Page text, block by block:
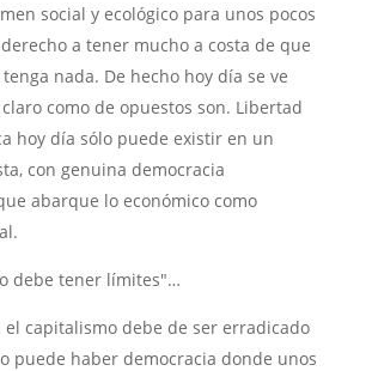
social y ecológico para unos pocos
a tener mucho a costa de que
nada. De hecho hoy día se ve
como de opuestos son. Libertad
hoy día sólo puede existir en un
con genuina democracia
abarque lo económico como
debe tener límites"…
el capitalismo debe de ser erradicado
puede haber democracia donde unos